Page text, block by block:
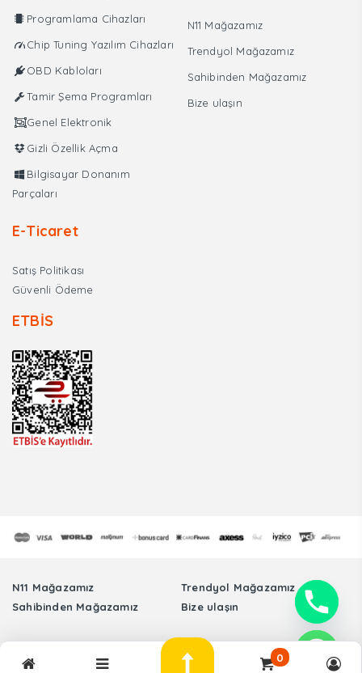
0
Programlama Cihazları
Chip Tuning Yazılım Cihazları
OBD Kabloları
Tamir Şema Programları
Genel Elektronik
Gizli Özellik Açma
Bilgisayar Donanım
Parçaları
N11 Mağazamız
Trendyol Mağazamız
Sahibinden Mağazamız
Bize ulaşın
E-Ticaret
Satış Politikası
Güvenli Ödeme
ETBİS
N11 Mağazamız
Trendyol Mağazamız
Sahibinden Mağazamız
Bize ulaşın
Tüm Hakları Saklıdır. © Sinmer Otomotiv Elektronik Sanayi Ticaret Limited
Şirketi Arıza Tespit Cihazları -